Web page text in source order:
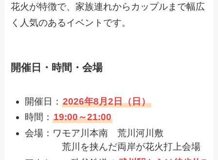
花火が特徴で、家族連れからカップルまで幅広
く人気のあるイベントです。
開催日・時間・会場
開催日： 2026年8月2日（日）
時間： 19:00～21:00
会場：ワモア川本南 荒川河川敷
荒川を挟んだ両岸が花火打上会場